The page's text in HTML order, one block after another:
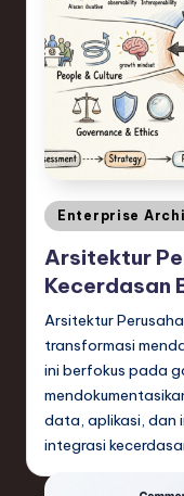
Posted
in
Enterprise
Arsitektur
Kecerdasan
Arsitektur
transformasi
ini berfokus pada
data, aplikasi, dan
integrasi